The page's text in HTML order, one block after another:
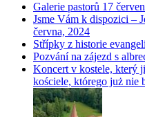
Galerie pastorů 17
Jsme Vám k dispozici –
června, 2024
Střípky z historie
Pozvání na zájezd s
Koncert v kostele, který
kościele, którego już nie